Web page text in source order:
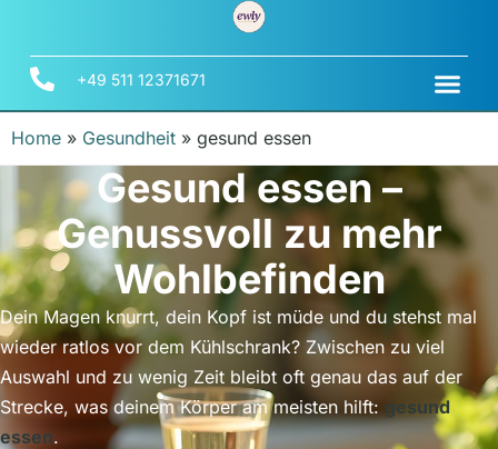
+49 511 12371671
Home » Gesundheit » gesund essen
Gesund essen –
Genussvoll zu mehr
Wohlbefinden
Dein Magen knurrt, dein Kopf ist müde und du stehst mal
wieder ratlos vor dem Kühlschrank? Zwischen zu viel
Auswahl und zu wenig Zeit bleibt oft genau das auf der
Strecke, was deinem Körper am meisten hilft: gesund
essen.